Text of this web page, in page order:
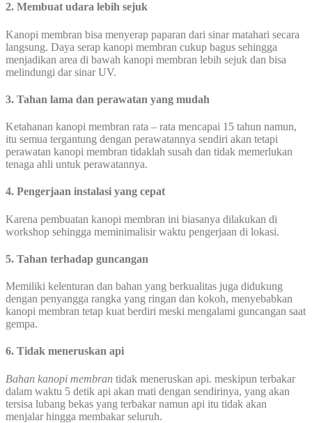
2. Membuat udara lebih sejuk
Kanopi membran bisa menyerap paparan dari sinar matahari secara
langsung. Daya serap kanopi membran cukup bagus sehingga
menjadikan area di bawah kanopi membran lebih sejuk dan bisa
melindungi dar sinar UV.
3. Tahan lama dan perawatan yang mudah
Ketahanan kanopi membran rata – rata mencapai 15 tahun namun,
itu semua tergantung dengan perawatannya sendiri akan tetapi
perawatan kanopi membran tidaklah susah dan tidak memerlukan
tenaga ahli untuk perawatannya.
4. Pengerjaan instalasi yang cepat
Karena pembuatan kanopi membran ini biasanya dilakukan di
workshop sehingga meminimalisir waktu pengerjaan di lokasi.
5. Tahan terhadap guncangan
Memiliki kelenturan dan bahan yang berkualitas juga didukung
dengan penyangga rangka yang ringan dan kokoh, menyebabkan
kanopi membran tetap kuat berdiri meski mengalami guncangan saat
gempa.
6. Tidak meneruskan api
Bahan kanopi membran tidak meneruskan api. meskipun terbakar
dalam waktu 5 detik api akan mati dengan sendirinya, yang akan
tersisa lubang bekas yang terbakar namun api itu tidak akan
menjalar hingga membakar seluruh.